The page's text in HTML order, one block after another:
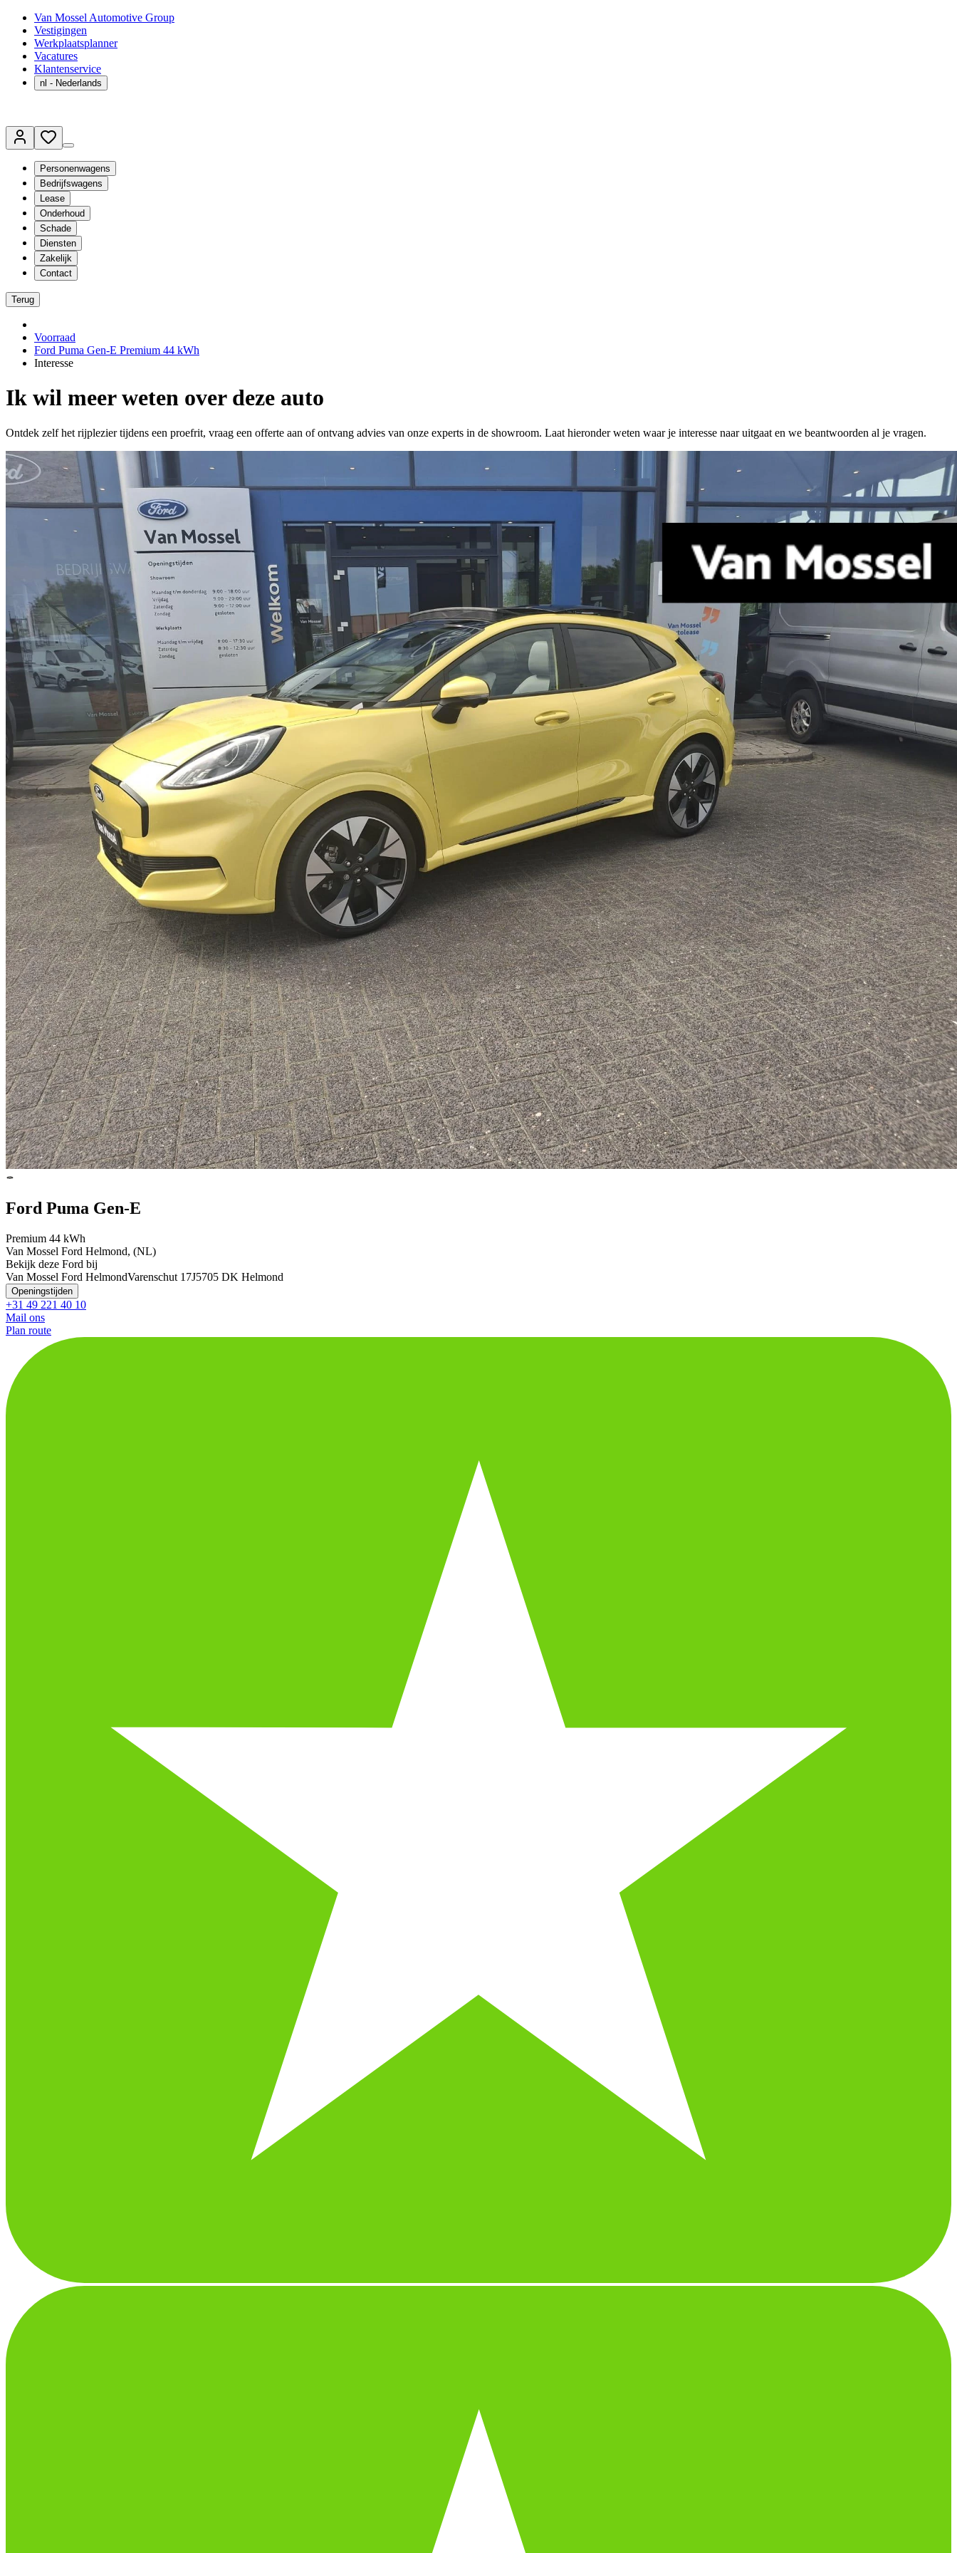
Van Mossel Automotive Group
Vestigingen
Werkplaatsplanner
Vacatures
Klantenservice
nl - Nederlands
Personenwagens
Bedrijfswagens
Lease
Onderhoud
Schade
Diensten
Zakelijk
Contact
Terug
Voorraad
Ford Puma Gen-E Premium 44 kWh
Interesse
Ik wil meer weten over deze auto
Ontdek zelf het rijplezier tijdens een proefrit, vraag een offerte aan of ontvang advies van onze experts in de showroom. Laat hieronder weten waar je interesse naar uitgaat en we beantwoorden al je vragen.
Ford Puma Gen-E
Premium 44 kWh
Van Mossel Ford Helmond, (NL)
Bekijk deze Ford bij
Van Mossel Ford HelmondVarenschut 17J5705 DK Helmond
Openingstijden
+31 49 221 40 10
Mail ons
Plan route